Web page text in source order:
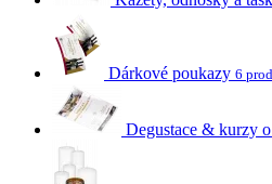
Dárkové poukazy 6
Degustace & kurzy